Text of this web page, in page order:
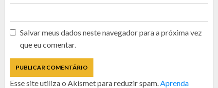
Salvar meus dados neste navegador para a próxima vez
que eu comentar.
Esse site utiliza o Akismet para reduzir spam. Aprenda